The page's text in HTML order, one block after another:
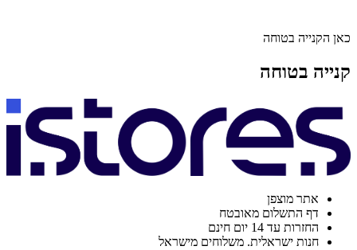
כאן הקנייה בטוחה
קנייה בטוחה
אתר מוצפן
דף התשלום מאובטח
החזרות עד 14 יום חינם
חנות ישראלית. משלוחים מישראל